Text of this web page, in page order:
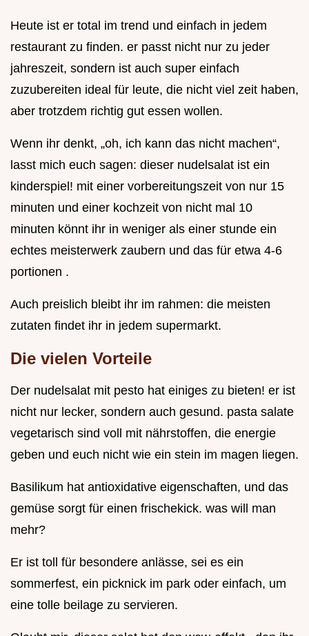
Heute ist er total im trend und einfach in jedem
restaurant zu finden. er passt nicht nur zu jeder
jahreszeit, sondern ist auch super einfach
zuzubereiten ideal für leute, die nicht viel zeit haben,
aber trotzdem richtig gut essen wollen.
Wenn ihr denkt, „oh, ich kann das nicht machen“,
lasst mich euch sagen: dieser nudelsalat ist ein
kinderspiel! mit einer vorbereitungszeit von nur 15
minuten und einer kochzeit von nicht mal 10
minuten könnt ihr in weniger als einer stunde ein
echtes meisterwerk zaubern und das für etwa 4-6
portionen .
Auch preislich bleibt ihr im rahmen: die meisten
zutaten findet ihr in jedem supermarkt.
Die vielen Vorteile
Der nudelsalat mit pesto hat einiges zu bieten! er ist
nicht nur lecker, sondern auch gesund. pasta salate
vegetarisch sind voll mit nährstoffen, die energie
geben und euch nicht wie ein stein im magen liegen.
Basilikum hat antioxidative eigenschaften, und das
gemüse sorgt für einen frischekick. was will man
mehr?
Er ist toll für besondere anlässe, sei es ein
sommerfest, ein picknick im park oder einfach, um
eine tolle beilage zu servieren.